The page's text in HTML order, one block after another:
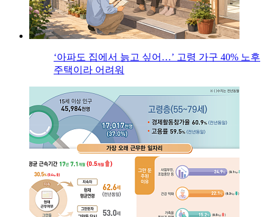
‘아파도 집에서 늙고 싶어…’ 고령 가구 40% 노후
주택이라 어려워